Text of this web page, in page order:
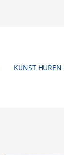
KUNST HUREN